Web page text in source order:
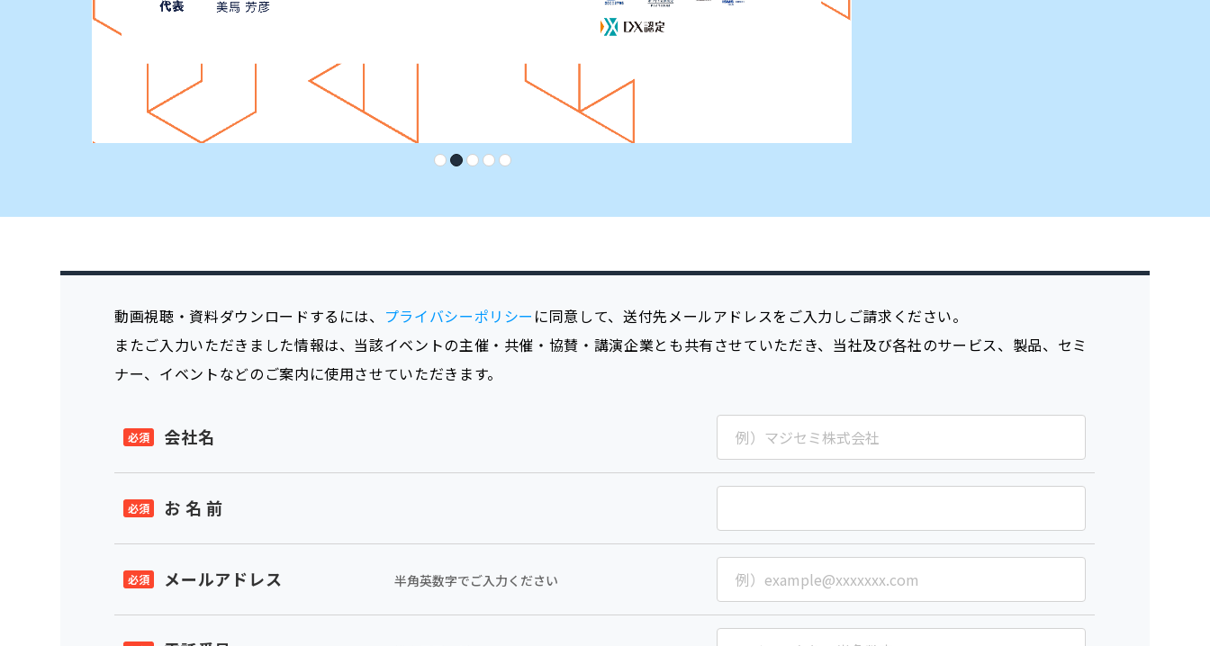
動画視聴・資料ダウンロードするには、 プライバシーポリシー に同意して、送付先メールアドレスをご入力しご請求ください。
またご入力いただきました情報は、当該イベントの主催・共催・協賛・講演企業とも共有させていただき、当社及び各社のサービス、製品、セミ
ナー、イベントなどのご案内に使用させていただきます。
会社名
お 名 前
メールアドレス 半角英数字でご入力ください